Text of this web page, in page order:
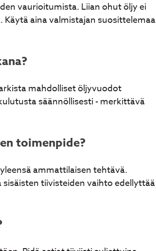
vaurioitumista. Liian ohut öljy ei
aina valmistajan suosittelemaa
mahdolliset öljyvuodot
säännöllisesti - merkittävä
toimenpide?
ammattilaisen tehtävä.
tiivisteiden vaihto edellyttää